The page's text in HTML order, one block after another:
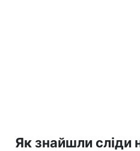
Як знайшли сліди